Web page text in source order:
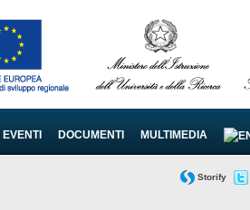
EVENTI DOCUMENTI MULTIMEDIA
Storify